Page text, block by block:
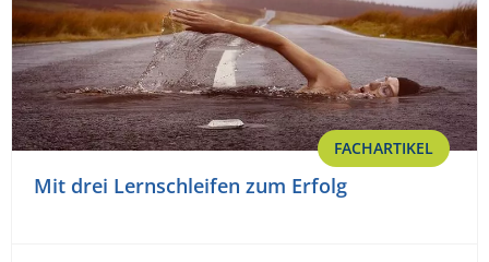
FACHARTIKEL
Mit drei Lernschleifen zum Erfolg